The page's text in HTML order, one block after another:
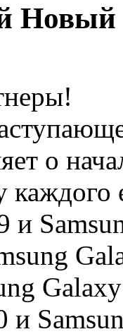
Новый
о
и
и